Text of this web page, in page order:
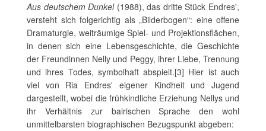
Aus deutschem Dunkel(1988), das dritte Stück Endres',
versteht sich folgerichtig als „Bilderbogen“: eine offene
Dramaturgie, weiträumige Spiel- und Projektionsflächen,
in denen sich eine Lebensgeschichte, die Geschichte
der Freundinnen Nelly und Peggy, ihrer Liebe, Trennung
und ihres Todes, symbolhaft abspielt.[3] Hier ist auch
viel von Ria Endres' eigener Kindheit und Jugend
dargestellt, wobei die frühkindliche Erziehung Nellys und
ihr Verhältnis zur bairischen Sprache den wohl
unmittelbarsten biographischen Bezugspunkt abgeben: